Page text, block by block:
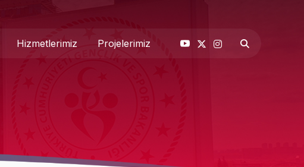
Hizmetlerimiz Projelerimiz